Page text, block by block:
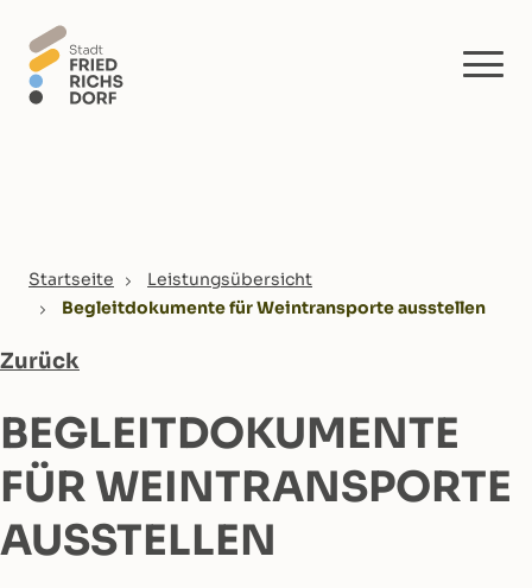
You are here:
Startseite
Leistungsübersicht
Begleitdokumente für Weintransporte ausstellen
Zurück
BEGLEITDOKUMENTE
FÜR WEINTRANSPORTE
AUSSTELLEN